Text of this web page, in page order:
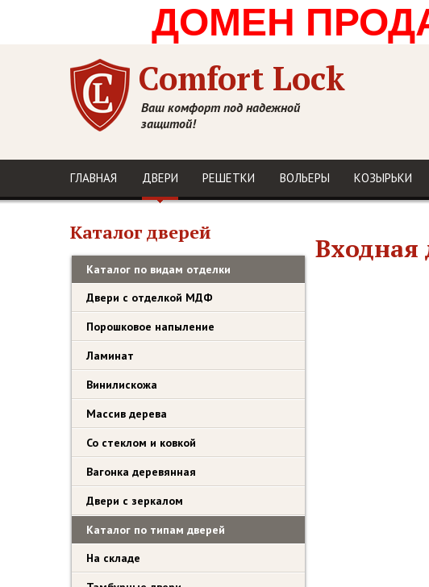
ДОМЕН
Comfort Lock
Ваш комфорт под надежной
защитой!
ГЛАВНАЯ ДВЕРИ РЕШЕТКИ ВОЛЬЕРЫ КОЗЫРЬКИ
Каталог дверей
Каталог по видам отделки
Двери с отделкой МДФ
Порошковое напыление
Ламинат
Винилискожа
Массив дерева
Со стеклом и ковкой
Вагонка деревянная
Двери с зеркалом
Каталог по типам дверей
На складе